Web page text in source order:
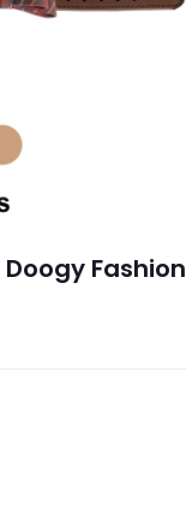
Fashion